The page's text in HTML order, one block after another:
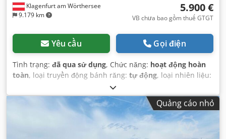
Klagenfurt am Wörthersee
9.179 km
5.900 €
VB chưa bao gồm thuế GTGT
Yêu cầu Gọi điện
Tình trạng: đã qua sử dụng, Chức năng: hoạt động hoàn
toàn, loại truyền động bánh răng: tự động, loại nhiên liệu:
, trọng lượng vận hành:7.500 kg
đăng ký lần đầu:10/1977, Năm sản xuất:1977, Thiết bị:
Quảng cáo nhỏ